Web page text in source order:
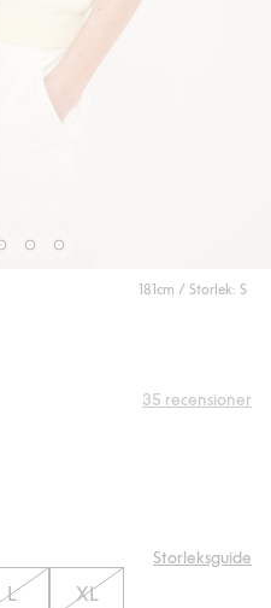
181cm / Storlek: S
35 recensioner
Storleksguide
L XL